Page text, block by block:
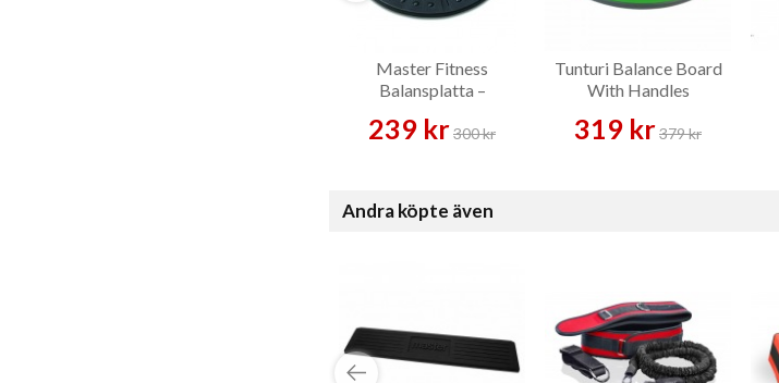
Master Fitness
Balansplatta –
239 kr300 kr
Tunturi Balance Board
With Handles
319 kr379 kr
Andra köpte även